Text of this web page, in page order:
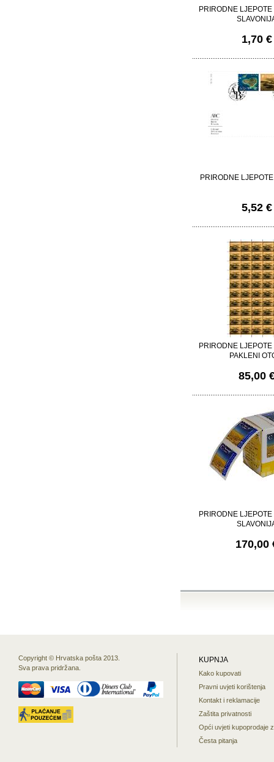
PRIRODNE
1,70 €
PRIRODNE
5,52 €
PRIRODNE
PAKLENI
85,00
PRIRODNE
170,00
Copyright © Hrvatska pošta 2013.
Sva prava pridržana.
KUPNJA
Kako kupovati
Pravni uvjeti korištenja
Kontakt i reklamacije
Zaštita privatnosti
Opći uvjeti kupoprodaje
Česta pitanja